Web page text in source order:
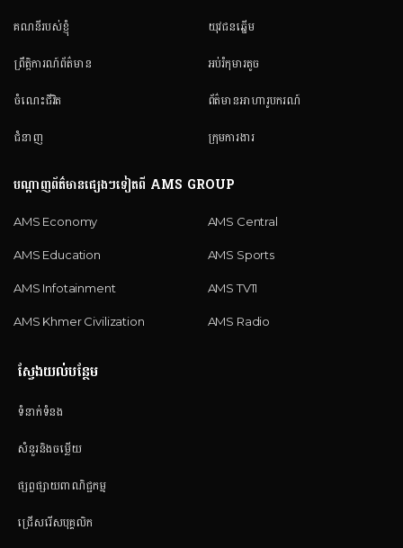
គណនី​របស់ខ្ញុំ
ព្រឹត្តិការណ៍ព័ត៌មាន
ចំណេះជីវិត
ជំនាញ
យុវជនឆ្នើម
អប់រំកុមារតូច
ព័ត៌មានអាហារូបករណ៍
ក្រុមការងារ
បណ្តាញព័ត៌មានផ្សេងៗទៀតពី AMS GROUP
AMS Economy
AMS Education
AMS Infotainment
AMS Khmer Civilization
AMS Central
AMS Sports
AMS TV11
AMS Radio
ស្វែងយល់បន្ថែម
ទំនាក់ទំនង
សំនួរនិងចម្លើយ
ផ្សព្វផ្សាយពាណិជ្ជកម្ម
ជ្រើសរើសបុគ្គលិក